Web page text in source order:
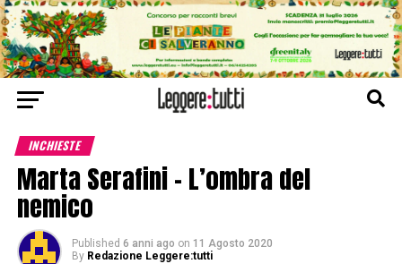
INCHIESTE
Marta Serafini – L’ombra del
nemico
Published 6 anni ago on 11 Agosto 2020
By Redazione Leggere:tutti